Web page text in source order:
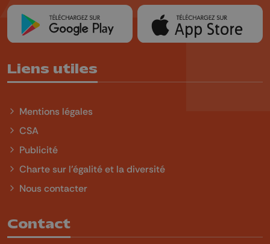
Liens utiles
Mentions légales
CSA
Publicité
Charte sur l'égalité et la diversité
Nous contacter
Contact